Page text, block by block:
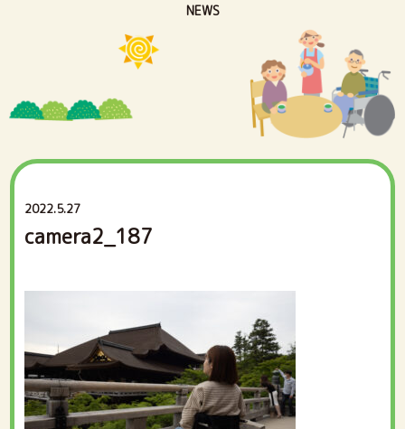
NEWS
2022.5.27
camera2_187